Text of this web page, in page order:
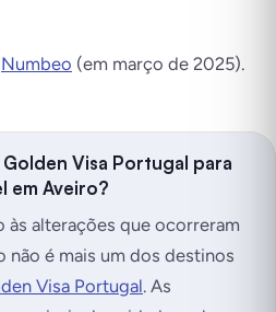
Numbeo (em março de 2025).
Visa Portugal para
em Aveiro?
às alterações que ocorreram
não é mais um dos destinos
Visa Portugal. As